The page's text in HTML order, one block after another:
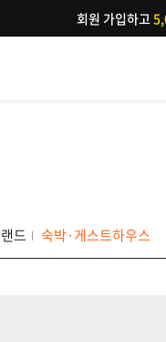
회원 가입하고
드 숙박·게스트하우스